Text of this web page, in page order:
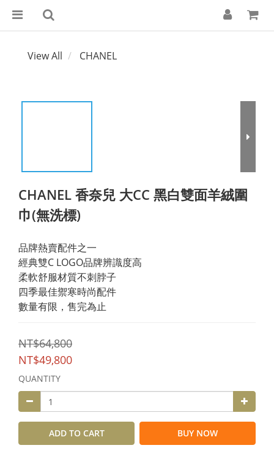
View All CHANEL
CHANEL 香奈兒 大CC 黑白雙面羊絨圍
巾(無洗標)
品牌熱賣配件之一
經典雙C LOGO品牌辨識度高
柔軟舒服材質不刺脖子
四季最佳禦寒時尚配件
數量有限，售完為止
NT$64,800
NT$49,800
QUANTITY
ADD TO CART BUY NOW